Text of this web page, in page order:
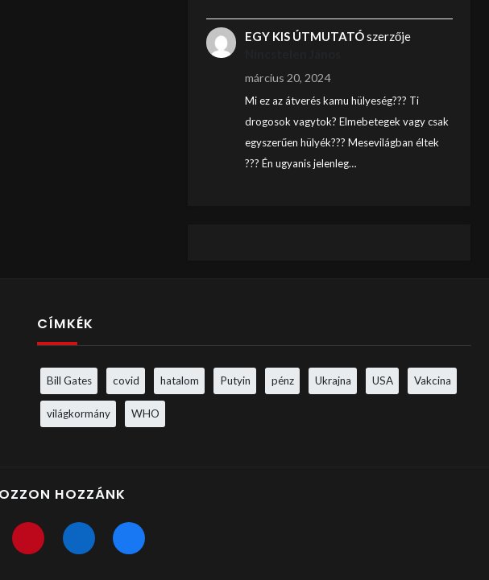
EGY KIS ÚTMUTATÓszerzője
március 20, 2024
Mi ez az átverés kamu hülyeség??? Ti
drogosok vagytok? Elmebetegek vagy csak
egyszerűen hülyék??? Mesevilágban éltek
??? Én ugyanis jelenleg…
CÍMKÉK
Bill Gates covid hatalom Putyin pénz Ukrajna USA Vakcina
világkormány WHO
HOZZÁNK